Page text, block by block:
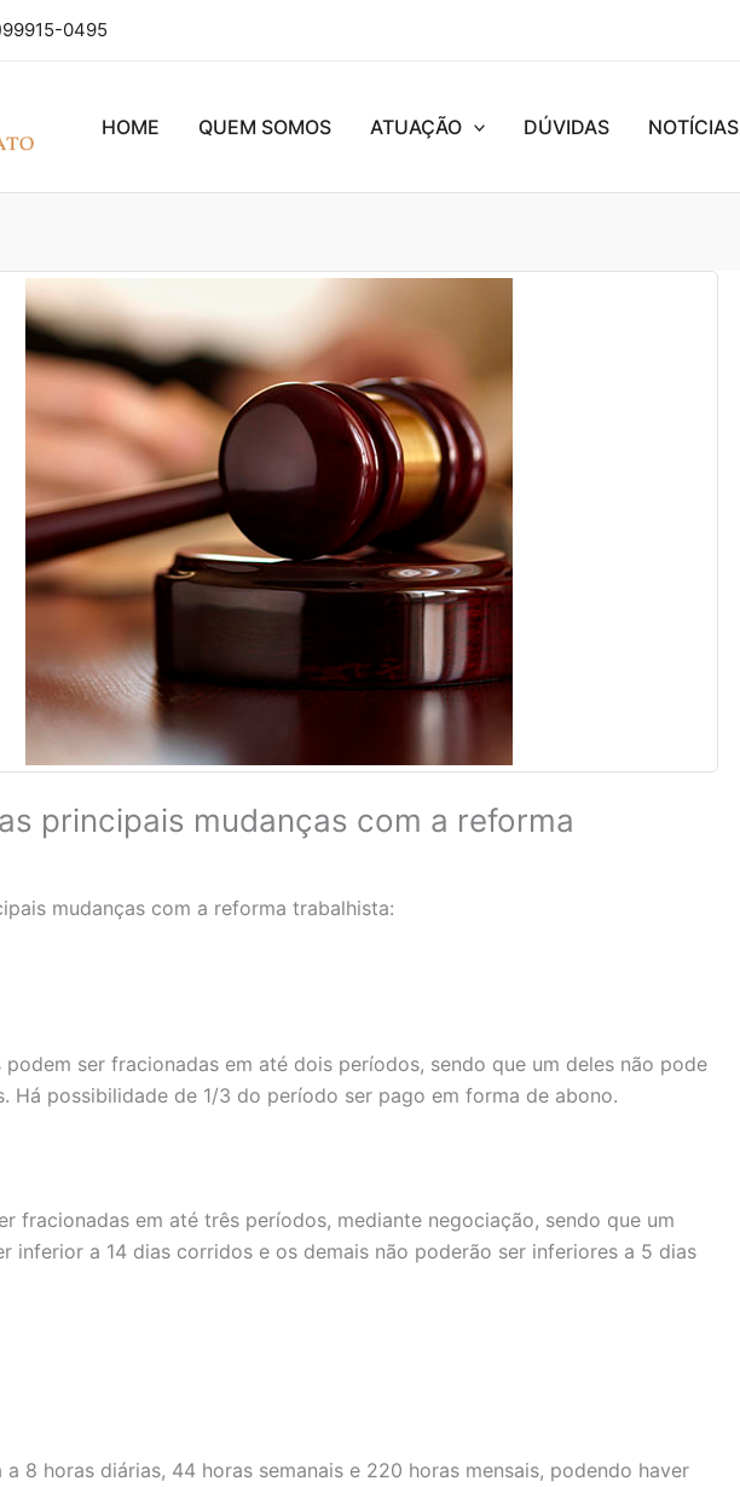
0495
HOME QUEM SOMOS ATUAÇÃO DÚVIDAS NOTÍCIAS
principais mudanças com a reforma
mudanças com a reforma trabalhista:
ser fracionadas em até dois períodos, sendo que um deles não pode
Há possibilidade de 1/3 do período ser pago em forma de abono.
fracionadas em até três períodos, mediante negociação, sendo que um
inferior a 14 dias corridos e os demais não poderão ser inferiores a 5 dias
8 horas diárias, 44 horas semanais e 220 horas mensais, podendo haver